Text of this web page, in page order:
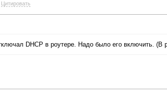
Цитировать
DHCP в роутере. Надо было его включить. (В